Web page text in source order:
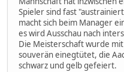
Spieler sind fast
macht sich beim Manager
es wird Ausschau nach
Die Meisterschaft wurde
souverän einegtütet, die
schwarz und gelb gefeiert.